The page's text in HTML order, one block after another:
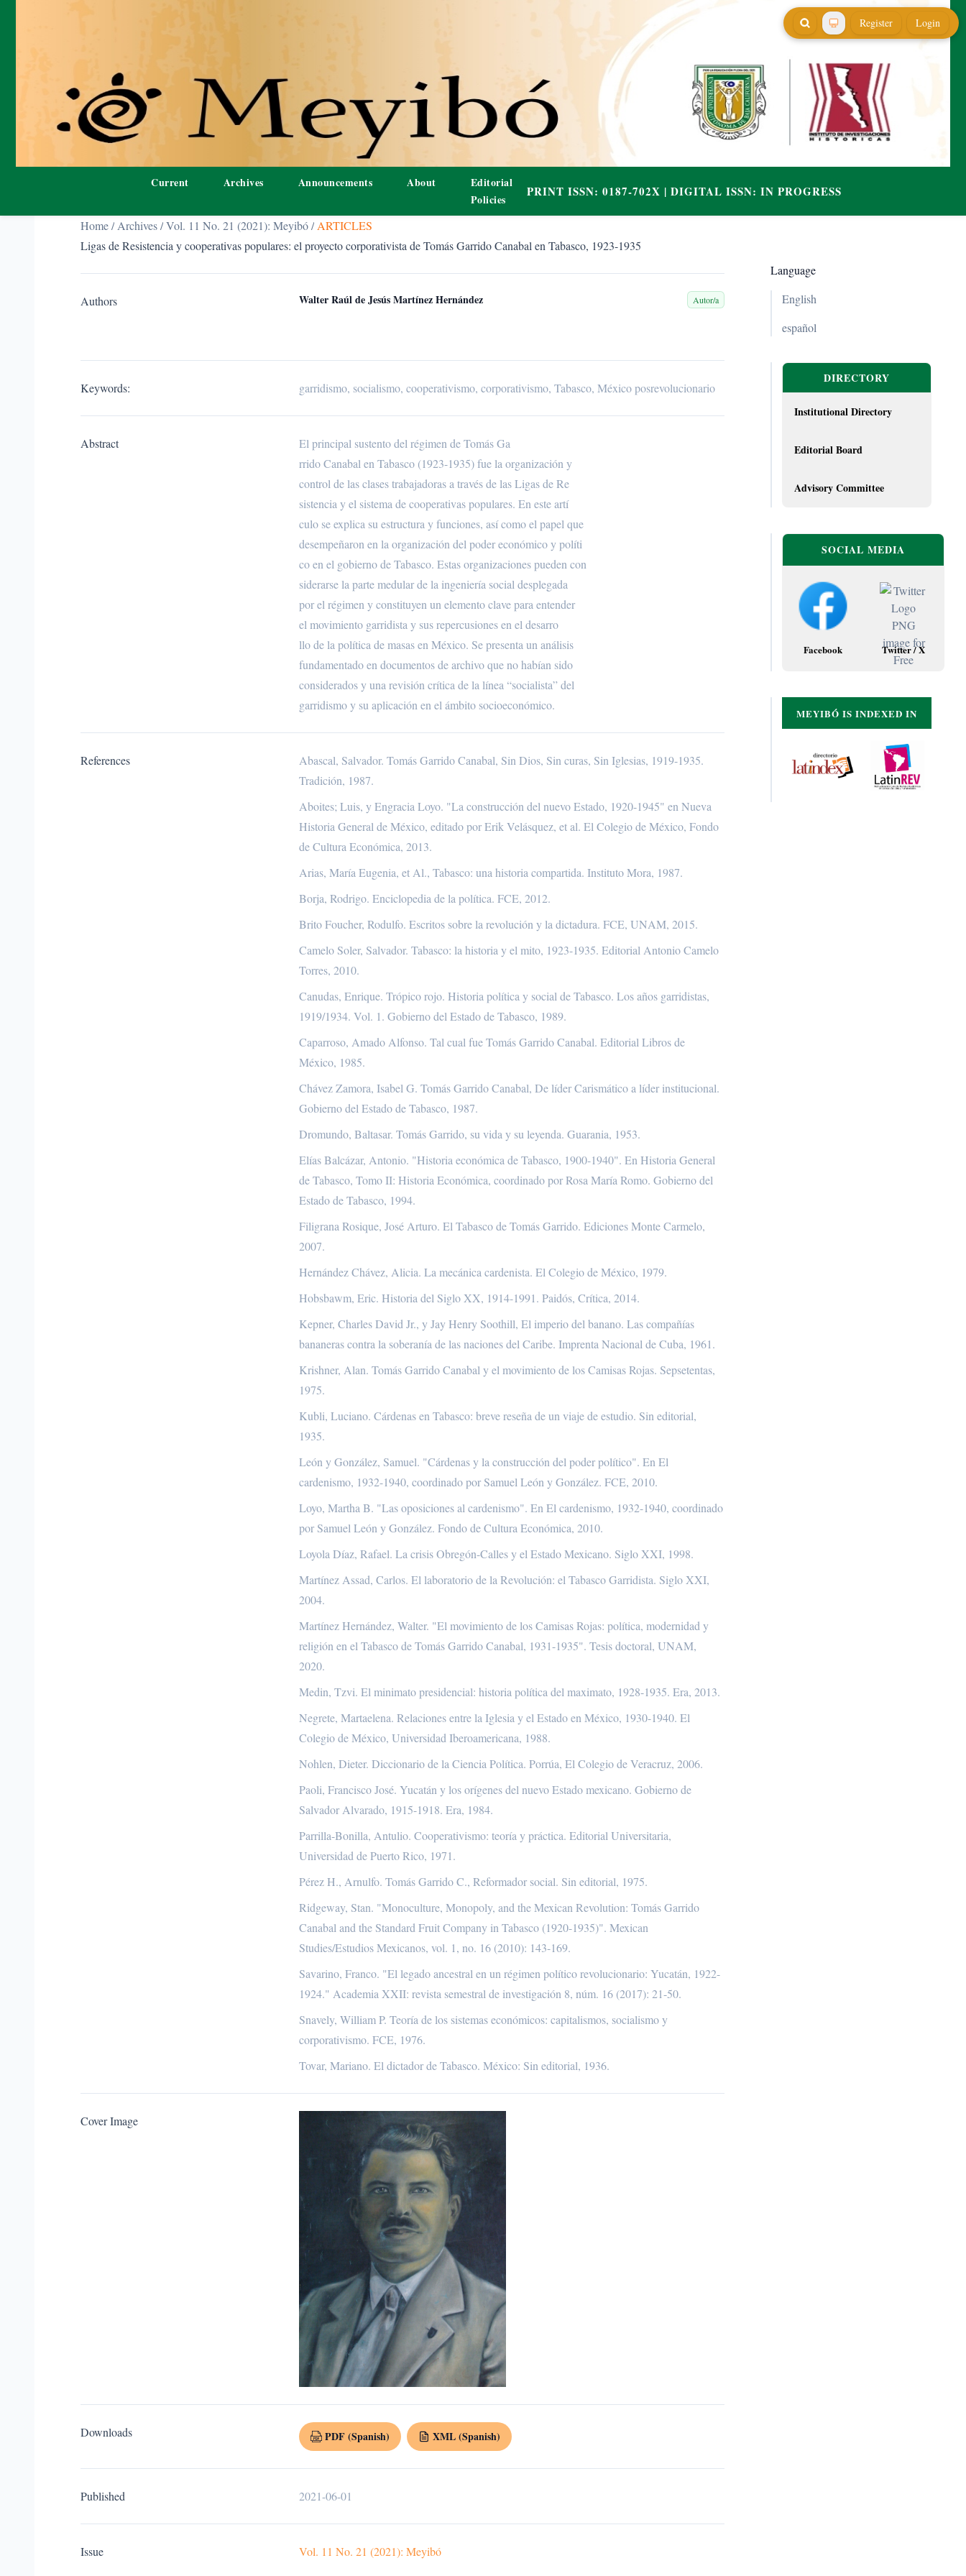
Current Archives Announcements About
Editorial
Policies
Register Login
Home/ Archives/Vol. 11 No. 21 (2021): Meyibó/ ARTICLES
Ligas de Resistencia y cooperativas populares: el proyecto corporativista de Tomás Garrido Canabal en Tabasco, 1923-1935
Authors Walter Raúl de Jesús Martínez Hernández Autor/a
Keywords: garridismo, socialismo, cooperativismo, corporativismo, Tabasco, México posrevolucionario
Abstract
El principal sustento del régimen de Tomás Ga
rrido Canabal en Tabasco (1923-1935) fue la organización y
control de las clases trabajadoras a través de las Ligas de Re
sistencia y el sistema de cooperativas populares. En este artí
culo se explica su estructura y funciones, así como el papel que
desempeñaron en la organización del poder económico y políti
co en el gobierno de Tabasco. Estas organizaciones pueden con
siderarse la parte medular de la ingeniería social desplegada
por el régimen y constituyen un elemento clave para entender
el movimiento garridista y sus repercusiones en el desarro
llo de la política de masas en México. Se presenta un análisis
fundamentado en documentos de archivo que no habían sido
considerados y una revisión crítica de la línea “socialista” del
garridismo y su aplicación en el ámbito socioeconómico.
References
Abascal, Salvador. Tomás Garrido Canabal, Sin Dios, Sin curas, Sin Iglesias, 1919-1935.
Tradición, 1987.
Aboites; Luis, y Engracia Loyo. "La construcción del nuevo Estado, 1920-1945" en Nueva
Historia General de México, editado por Erik Velásquez, et al. El Colegio de México, Fondo
de Cultura Económica, 2013.
Arias, María Eugenia, et Al., Tabasco: una historia compartida. Instituto Mora, 1987.
Borja, Rodrigo. Enciclopedia de la política. FCE, 2012.
Brito Foucher, Rodulfo. Escritos sobre la revolución y la dictadura. FCE, UNAM, 2015.
Camelo Soler, Salvador. Tabasco: la historia y el mito, 1923-1935. Editorial Antonio Camelo
Torres, 2010.
Canudas, Enrique. Trópico rojo. Historia política y social de Tabasco. Los años garridistas,
1919/1934. Vol. 1. Gobierno del Estado de Tabasco, 1989.
Caparroso, Amado Alfonso. Tal cual fue Tomás Garrido Canabal. Editorial Libros de
México, 1985.
Chávez Zamora, Isabel G. Tomás Garrido Canabal, De líder Carismático a líder institucional.
Gobierno del Estado de Tabasco, 1987.
Dromundo, Baltasar. Tomás Garrido, su vida y su leyenda. Guarania, 1953.
Elías Balcázar, Antonio. "Historia económica de Tabasco, 1900-1940". En Historia General
de Tabasco, Tomo II: Historia Económica, coordinado por Rosa María Romo. Gobierno del
Estado de Tabasco, 1994.
Filigrana Rosique, José Arturo. El Tabasco de Tomás Garrido. Ediciones Monte Carmelo,
2007.
Hernández Chávez, Alicia. La mecánica cardenista. El Colegio de México, 1979.
Hobsbawm, Eric. Historia del Siglo XX, 1914-1991. Paidós, Crítica, 2014.
Kepner, Charles David Jr., y Jay Henry Soothill, El imperio del banano. Las compañías
bananeras contra la soberanía de las naciones del Caribe. Imprenta Nacional de Cuba, 1961.
Krishner, Alan. Tomás Garrido Canabal y el movimiento de los Camisas Rojas. Sepsetentas,
1975.
Kubli, Luciano. Cárdenas en Tabasco: breve reseña de un viaje de estudio. Sin editorial,
1935.
León y González, Samuel. "Cárdenas y la construcción del poder político". En El
cardenismo, 1932-1940, coordinado por Samuel León y González. FCE, 2010.
Loyo, Martha B. "Las oposiciones al cardenismo". En El cardenismo, 1932-1940, coordinado
por Samuel León y González. Fondo de Cultura Económica, 2010.
Loyola Díaz, Rafael. La crisis Obregón-Calles y el Estado Mexicano. Siglo XXI, 1998.
Martínez Assad, Carlos. El laboratorio de la Revolución: el Tabasco Garridista. Siglo XXI,
2004.
Martínez Hernández, Walter. "El movimiento de los Camisas Rojas: política, modernidad y
religión en el Tabasco de Tomás Garrido Canabal, 1931-1935". Tesis doctoral, UNAM,
2020.
Medin, Tzvi. El minimato presidencial: historia política del maximato, 1928-1935. Era, 2013.
Negrete, Martaelena. Relaciones entre la Iglesia y el Estado en México, 1930-1940. El
Colegio de México, Universidad Iberoamericana, 1988.
Nohlen, Dieter. Diccionario de la Ciencia Política. Porrúa, El Colegio de Veracruz, 2006.
Paoli, Francisco José. Yucatán y los orígenes del nuevo Estado mexicano. Gobierno de
Salvador Alvarado, 1915-1918. Era, 1984.
Parrilla-Bonilla, Antulio. Cooperativismo: teoría y práctica. Editorial Universitaria,
Universidad de Puerto Rico, 1971.
Pérez H., Arnulfo. Tomás Garrido C., Reformador social. Sin editorial, 1975.
Ridgeway, Stan. "Monoculture, Monopoly, and the Mexican Revolution: Tomás Garrido
Canabal and the Standard Fruit Company in Tabasco (1920-1935)". Mexican
Studies/Estudios Mexicanos, vol. 1, no. 16 (2010): 143-169.
Savarino, Franco. "El legado ancestral en un régimen político revolucionario: Yucatán, 1922-
1924." Academia XXII: revista semestral de investigación 8, núm. 16 (2017): 21-50.
Snavely, William P. Teoría de los sistemas económicos: capitalismos, socialismo y
corporativismo. FCE, 1976.
Tovar, Mariano. El dictador de Tabasco. México: Sin editorial, 1936.
Cover Image
Downloads PDF (Spanish) XML (Spanish)
Published 2021-06-01
Issue Vol. 11 No. 21 (2021): Meyibó
Language
English
español
DIRECTORY
Institutional Directory
Editorial Board
Advisory Committee
SOCIAL MEDIA
Facebook Twitter / X
MEYIBÓ IS INDEXED IN